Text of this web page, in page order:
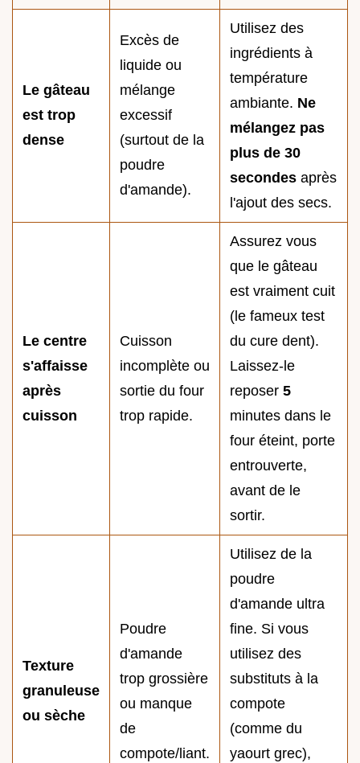
Le gâteau
est trop
dense
Excès de
liquide ou
mélange
excessif
(surtout de la
poudre
d'amande).
Utilisez des
ingrédients à
température
ambiante. Ne
mélangez pas
plus de 30
secondes après
l'ajout des secs.
Le centre
s'affaisse
après
cuisson
Cuisson
incomplète ou
sortie du four
trop rapide.
Assurez vous
que le gâteau
est vraiment cuit
(le fameux test
du cure dent).
Laissez-le
reposer 5
minutes dans le
four éteint, porte
entrouverte,
avant de le
sortir.
Texture
granuleuse
ou sèche
Poudre
d'amande
trop grossière
ou manque
de
compote/liant.
Utilisez de la
poudre
d'amande ultra
fine. Si vous
utilisez des
substituts à la
compote
(comme du
yaourt grec),